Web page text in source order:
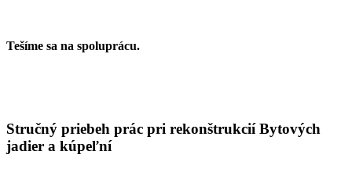
Tešíme sa na spoluprácu.
Stručný priebeh prác pri rekonštrukcií Bytových
jadier a kúpeľní